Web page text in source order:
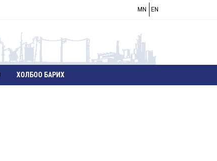
MN EN
ХОЛБОО БАРИХ